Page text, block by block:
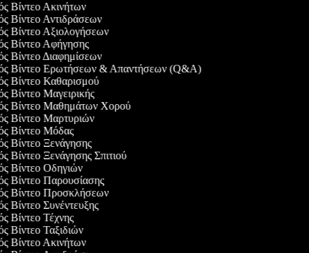
Βίντεο Ακινήτων
Βίντεο Αντιδράσεων
Βίντεο Αξιολογήσεων
Βίντεο Αφήγησης
Βίντεο Διαφημίσεων
Βίντεο Ερωτήσεων & Απαντήσεων (Q&A)
Βίντεο Καθαρισμού
Βίντεο Μαγειρικής
Βίντεο Μαθημάτων Χορού
Βίντεο Μαρτυριών
Βίντεο Μόδας
Βίντεο Ξενάγησης
Βίντεο Ξενάγησης Σπιτιού
Βίντεο Οδηγιών
Βίντεο Παρουσίασης
Βίντεο Προσκλήσεων
Βίντεο Συνέντευξης
Βίντεο Τέχνης
Βίντεο Ταξιδιών
Βίντεο Ακινήτων